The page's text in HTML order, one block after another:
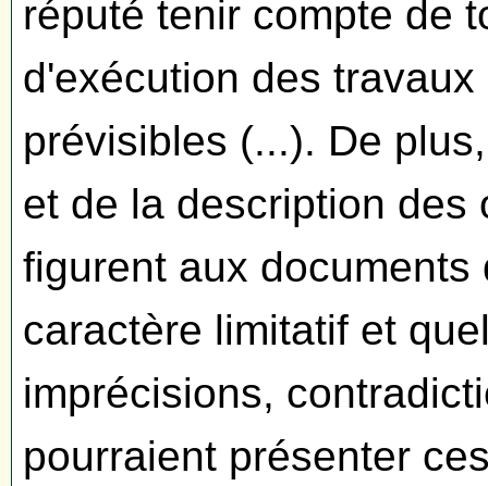
réputé tenir compte de
d'exécution des
prévisibles (...). De
et de la description des
figurent aux
caractère limitatif et
imprécisions,
pourraient présenter